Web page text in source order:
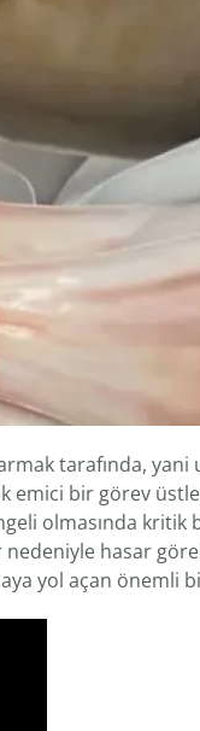
tarafında,
emici bir görev
olmasında
hasar
yol açan önemli